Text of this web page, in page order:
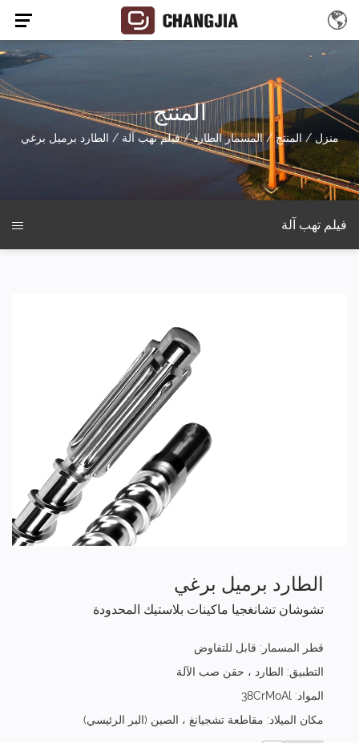
المنتج
منزل / المنتج /المسمار الطارد/فيلم تهب آلة / الطارد برميل برغي
فيلم تهب آلة
الطارد برميل برغي
تشوشان تشانغجيا ماكينات بلاستيك المحدودة
قطر المسمار: قابل للتفاوض
التطبيق: الطارد ، حقن صب الآلة
المواد: 38CrMoAl
مكان الميلاد: مقاطعة تشجيانغ ، الصين (البر الرئيسي)